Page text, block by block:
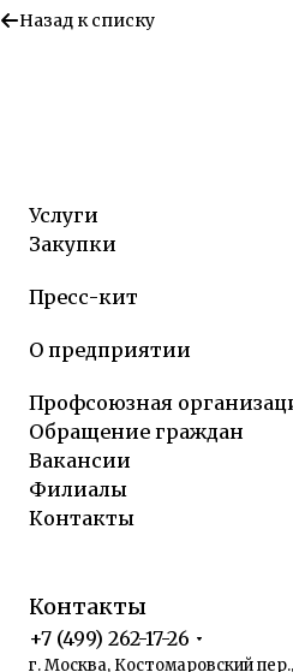
Назад к списку
Услуги
Закупки
Пресс-кит
О предприятии
Профсоюзная
Обращение граждан
Вакансии
Филиалы
Контакты
Контакты
+7 (499) 262-17-26
г. Москва, Костомаровский